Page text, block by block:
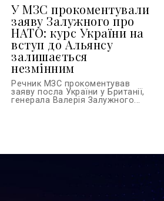
У МЗС прокоментували
заяву Залужного про
НАТО: курс України на
вступ до Альянсу
залишається
незмінним
Речник МЗС прокоментував
заяву посла України у Британії,
генерала Валерія Залужного...